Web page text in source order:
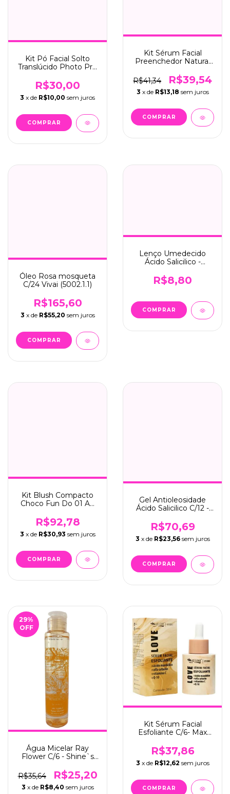
Kit Pó Facial Solto
Translúcido Photo Pro
Quero
R$30,00
3 x de R$10,00 sem juros
Kit Sérum Facial
Preenchedor Natural
Love
R$41,34 R$39,54
3 x de R$13,18 sem juros
Óleo Rosa mosqueta
C/24 Vivai (5002.1.1)
R$165,60
3 x de R$55,20 sem juros
Lenço Umedecido
Ácido Salicilico -
R$8,80
Kit Blush Compacto
Choco Fun Do 01 Ao
(FZ41001)
R$92,78
3 x de R$30,93 sem juros
Gel Antioleosidade
Ácido Salicilico C/12 -
R$70,69
3 x de R$23,56 sem juros
29%
OFF
Água Micelar Ray
Flower C/6 - Shine`s
R$35,64
R$25,20
3 x de R$8,40 sem juros
Kit Sérum Facial
Esfoliante C/6- Max
R$37,86
3 x de R$12,62 sem juros